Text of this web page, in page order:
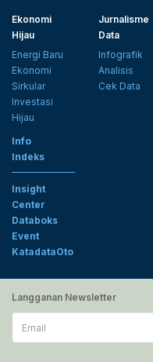
Ekonomi
Hijau
Energi Baru
Ekonomi
Sirkular
Investasi
Hijau
Jurnalisme
Data
Infografik
Analisis
Cek Data
Info
Indeks
Insight
Center
Databoks
Event
KatadataOto
Langganan Newsletter
Email